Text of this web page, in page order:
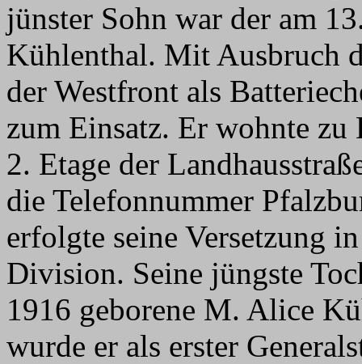
jünster Sohn war der am
Kühlenthal. Mit Ausbruch
der Westfront als
zum Einsatz. Er wohnte
2. Etage der
die Telefonnummer
erfolgte seine Versetzung
Division. Seine jüngste
1916 geborene M. Alice
wurde er als erster